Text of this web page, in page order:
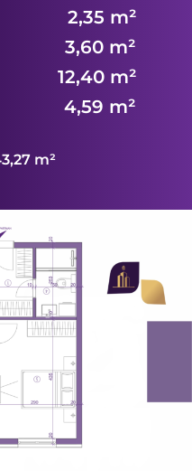
m²
m²
12,40 m²
m²
m²